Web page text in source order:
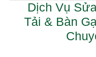
Dịch Vụ
Tải & Bàn